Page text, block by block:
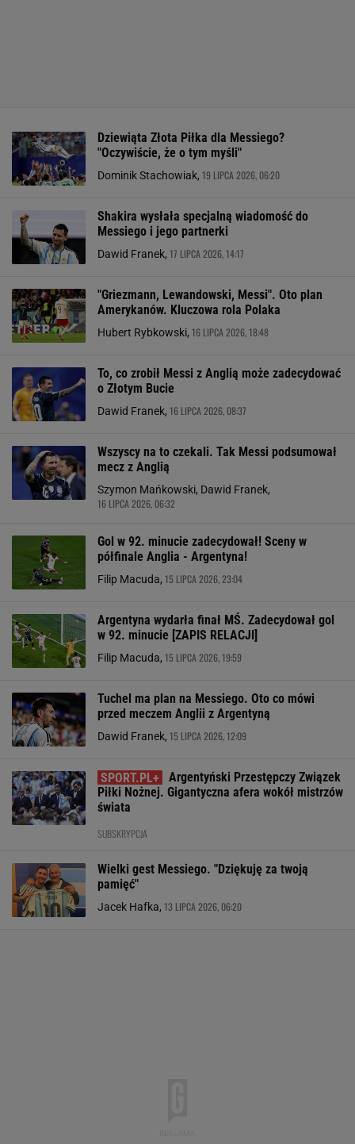
Dziewiąta Złota Piłka dla Messiego?
"Oczywiście, że o tym myśli"
Dominik Stachowiak, 19 LIPCA 2026, 06:20
Shakira wysłała specjalną wiadomość do
Messiego i jego partnerki
Dawid Franek, 17 LIPCA 2026, 14:17
"Griezmann, Lewandowski, Messi". Oto plan
Amerykanów. Kluczowa rola Polaka
Hubert Rybkowski, 16 LIPCA 2026, 18:48
To, co zrobił Messi z Anglią może zadecydować
o Złotym Bucie
Dawid Franek, 16 LIPCA 2026, 08:37
Wszyscy na to czekali. Tak Messi podsumował
mecz z Anglią
Szymon Mańkowski, Dawid Franek,
16 LIPCA 2026, 06:32
Gol w 92. minucie zadecydował! Sceny w
półfinale Anglia - Argentyna!
Filip Macuda, 15 LIPCA 2026, 23:04
Argentyna wydarła finał MŚ. Zadecydował gol
w 92. minucie [ZAPIS RELACJI]
Filip Macuda, 15 LIPCA 2026, 19:59
Tuchel ma plan na Messiego. Oto co mówi
przed meczem Anglii z Argentyną
Dawid Franek, 15 LIPCA 2026, 12:09
Argentyński Przestępczy Związek
Piłki Nożnej. Gigantyczna afera wokół mistrzów
świata
SUBSKRYPCJA
Wielki gest Messiego. "Dziękuję za twoją
pamięć"
Jacek Hafka, 13 LIPCA 2026, 06:20